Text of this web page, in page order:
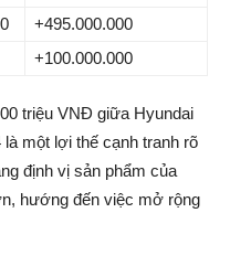
+495.000.000
+100.000.000
triệu VNĐ giữa Hyundai
một lợi thế cạnh tranh rõ
định vị sản phẩm của
hướng đến việc mở rộng